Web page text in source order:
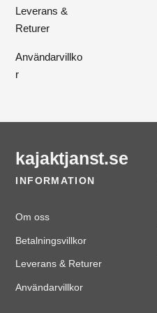
Leverans &
Returer
Användarvillko
r
kajaktjanst.se
INFORMATION
Om oss
Betalningsvillkor
Leverans & Returer
Användarvillkor